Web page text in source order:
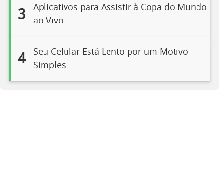
3
Aplicativos para Assistir à Copa do Mundo
ao Vivo
4
Seu Celular Está Lento por um Motivo
Simples